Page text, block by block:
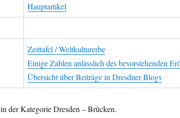
Hauptartikel
Zeittafel / Weltkulturerbe
Einige Zahlen anlässlich des bevorstehenden
Übersicht über Beiträge in Dresdner Blogs
in der Kategorie Dresden – Brücken.